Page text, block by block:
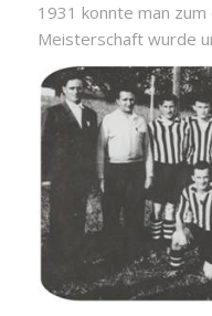
1931 konnte man
Meisterschaft wurde